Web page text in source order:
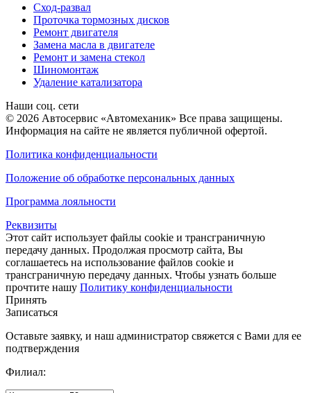
Сход-развал
Проточка тормозных дисков
Ремонт двигателя
Замена масла в двигателе
Ремонт и замена стекол
Шиномонтаж
Удаление катализатора
Наши соц. сети
© 2026 Автосервис «Автомеханик» Все права защищены.
Информация на сайте не является публичной офертой.
Политика конфиденциальности
Положение об обработке персональных данных
Программа лояльности
Реквизиты
Этот сайт использует файлы cookie и трансграничную
передачу данных. Продолжая просмотр сайта, Вы
соглашаетесь на использование файлов cookie и
трансграничную передачу данных. Чтобы узнать больше
прочтите нашу Политику конфиденциальности
Принять
Записаться
Оставьте заявку, и наш администратор свяжется с Вами для ее
подтверждения
Филиал: